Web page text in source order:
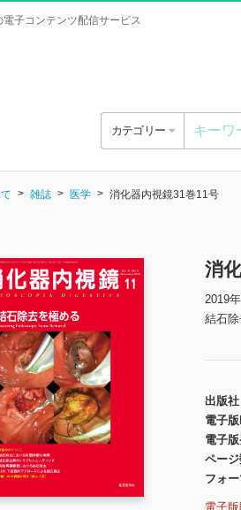
電子コンテンツ配信サービス
カテゴリー
雑誌 医学 消化器内視鏡31巻11号
消
2019
結石
出版社
電子
電子版
ペー
フォ
電子版